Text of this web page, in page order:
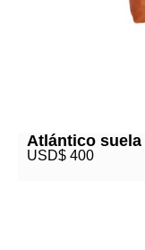
Atlántico suela
USD$ 400